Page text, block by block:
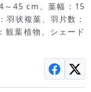
～45 cm、葉幅：15
状複葉、羽片数：
観葉植物、シェード